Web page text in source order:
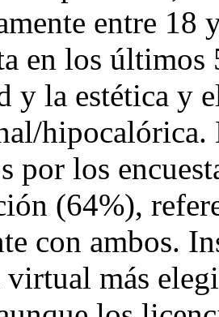
entre 18
en los últimos
y la estética y
hipocalórica.
por los
(64%),
con ambos.
más